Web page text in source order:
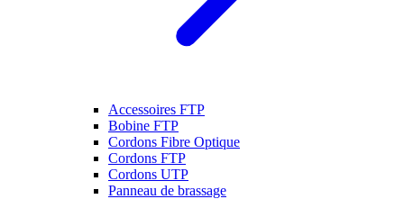
Accessoires FTP
Bobine FTP
Cordons Fibre Optique
Cordons FTP
Cordons UTP
Panneau de brassage